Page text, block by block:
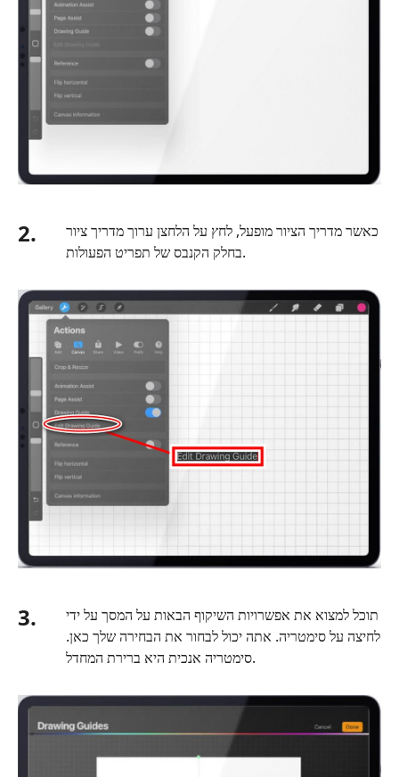
2.
כאשר מדריך הציור מופעל, לחץ על הלחצן ערוך מדריך ציור
בחלק הקנבס של תפריט הפעולות.
3.
תוכל למצוא את אפשרויות השיקוף הבאות על המסך על ידי
לחיצה על סימטריה. אתה יכול לבחור את הבחירה שלך כאן.
סימטריה אנכית היא ברירת המחדל.